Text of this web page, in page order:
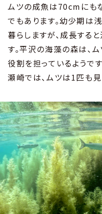
ムツの成魚は70cmにも
でもあります。幼少期は
暮らしますが、成長する
す。平沢の海藻の森は、
役割を担っているようで
瀬崎では、ムツは1匹も見